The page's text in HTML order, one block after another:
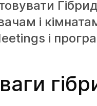
і
і